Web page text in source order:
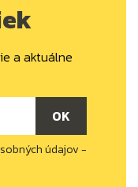
a aktuálne
údajov -